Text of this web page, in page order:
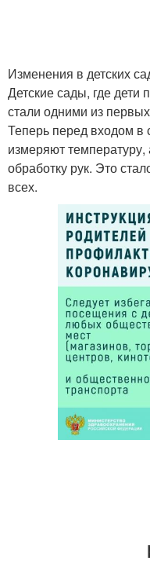
Изменения в детских
Детские сады, где дети
стали одними из
Теперь перед входом в
измеряют
обработку рук. Это
всех.